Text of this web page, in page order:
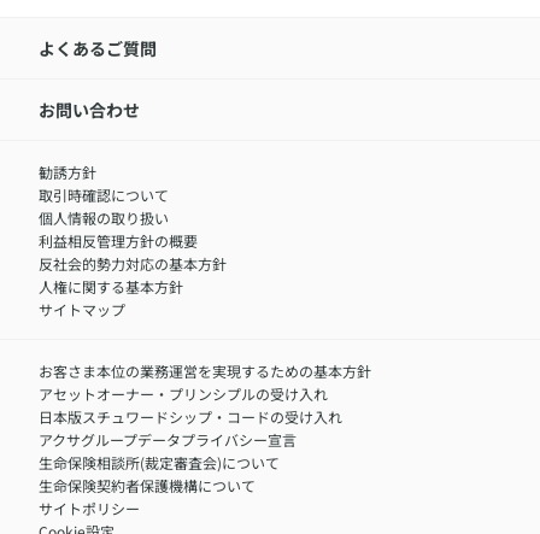
アクサのネット完結保険（旧アクサダイレクト生命）
アクサ生命が選ばれる理由
IR情報
サステナビリティの取り組み
​お客さまを金融犯罪からお守りするために
アクサグループについて
採用情報トップ
中途採用：内勤正社員
職）
中途採用：フィナンシャルプラン・アドバイザー（営業職）
障害者採用
よくあるご質問
お問い合わせ
勧誘方針
取引時確認について
個人情報の取り扱い
利益相反管理方針の概要
反社会的勢力対応の基本方針
人権に関する基本方針
サイトマップ
お客さま本位の業務運営を実現するための基本方針
アセットオーナー・プリンシプルの受け入れ
日本版スチュワードシップ・コードの受け入れ
アクサグループデータプライバシー宣言
生命保険相談所(裁定審査会)について
生命保険契約者保護機構について
サイトポリシー